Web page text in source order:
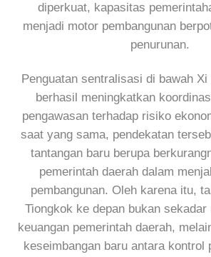
diperkuat, kapasitas
menjadi motor pembangunan
penurunan.
Penguatan sentralisasi di bawah
berhasil meningkatkan
pengawasan terhadap risiko
saat yang sama, pendekatan
tantangan baru berupa
pemerintah daerah dalam
pembangunan. Oleh karena itu,
Tiongkok ke depan bukan
keuangan pemerintah daerah,
keseimbangan baru antara kontrol